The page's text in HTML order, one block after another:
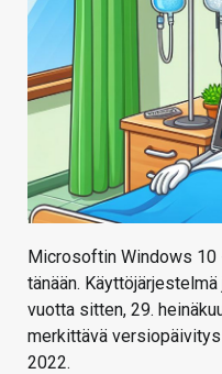
HAKU
Microsoftin Windows 10
tänään.
vuotta sitten, 29.
merkittävä
2022.